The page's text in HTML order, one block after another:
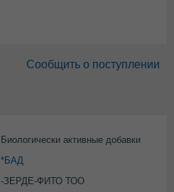
Сообщить о поступлении
Биологически активные добавки
*БАД
-ЗЕРДЕ-ФИТО ТОО